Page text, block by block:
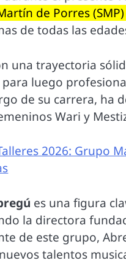
de Porres
de todas las
una trayectoria
luego
de su carrera, ha
Wari y
2026: Grupo
es una figura
la directora
de este grupo,
talentos